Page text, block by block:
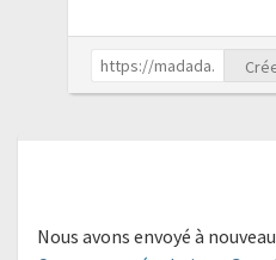
Nous avons envoyé à